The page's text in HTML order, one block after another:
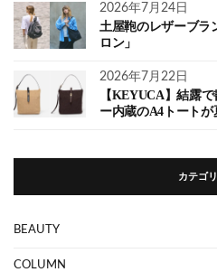
2026年7月24日
土屋鞄のレザーブラ
ロン」
2026年7月22日
【KEYUCA】結露
ー内蔵のA4トート
カテゴ
BEAUTY
COLUMN